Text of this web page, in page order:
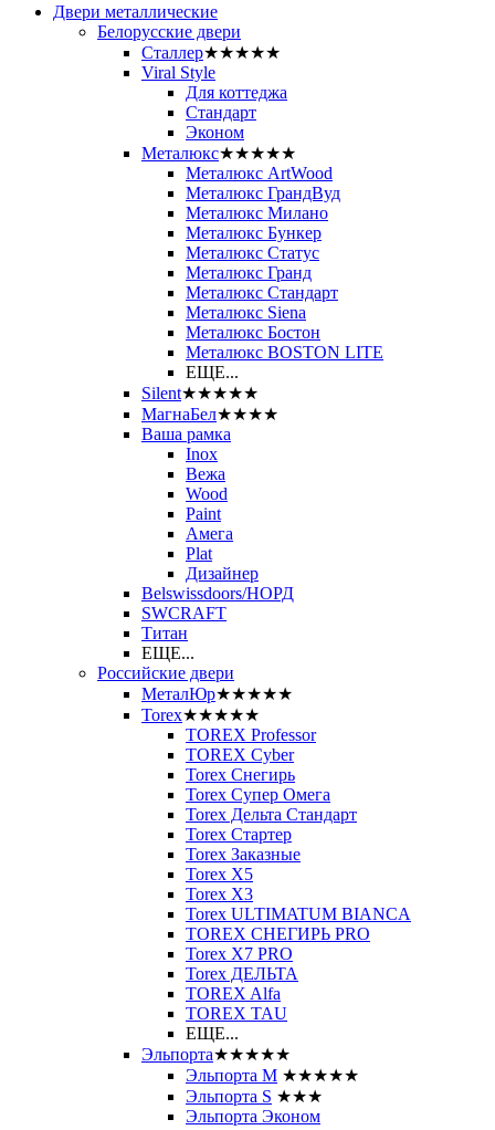
Двери металлические
Белорусские двери
Сталлер★★★★★
Viral Style
Для коттеджа
Стандарт
Эконом
Металюкс★★★★★
Металюкс ArtWood
Металюкс ГрандВуд
Металюкс Милано
Металюкс Бункер
Металюкс Статус
Металюкс Гранд
Металюкс Стандарт
Металюкс Siena
Металюкс Бостон
Металюкс BOSTON LITE
ЕЩЕ...
Silent★★★★★
МагнаБел★★★★
Ваша рамка
Inox
Вежа
Wood
Paint
Амега
Plat
Дизайнер
Belswissdoors/НОРД
SWCRAFT
Титан
ЕЩЕ...
Российские двери
МеталЮр★★★★★
Torex★★★★★
TOREX Professor
TOREX Cyber
Torex Снегирь
Torex Супер Омега
Torex Дельта Стандарт
Torex Стартер
Torex Заказные
Torex Х5
Torex Х3
Torex ULTIMATUM BIANCA
TOREX СНЕГИРЬ PRO
Torex X7 PRO
Torex ДЕЛЬТА
TOREX Alfa
TOREX TAU
ЕЩЕ...
Эльпорта★★★★★
Эльпорта M ★★★★★
Эльпорта S ★★★
Эльпорта Эконом